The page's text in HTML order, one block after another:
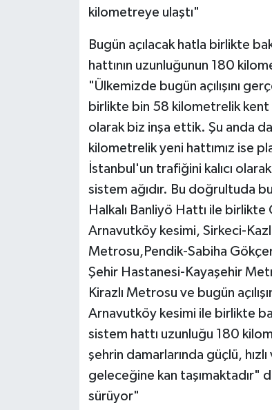
kilometreye ulaştı"
Bugün açılacak hatla birlikte
hattının uzunluğunun 180
"Ülkemizde bugün açılışını
birlikte bin 58 kilometrelik kent
olarak biz inşa ettik. Şu anda
kilometrelik yeni hattımız ise
İstanbul'un trafiğini kalıcı
sistem ağıdır. Bu doğrultuda
Halkalı Banliyö Hattı ile
Arnavutköy kesimi, Sirkeci-
Metrosu,Pendik-Sabiha
Şehir Hastanesi-Kayaşehir
Kirazlı Metrosu ve bugün
Arnavutköy kesimi ile birlikte
sistem hattı uzunluğu 180
şehrin damarlarında güçlü,
geleceğine kan taşımaktadır"
sürüyor"